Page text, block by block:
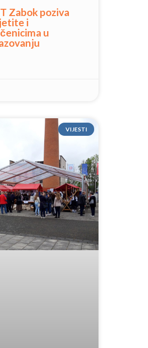
Zabok poziva
i
u
VIJESTI